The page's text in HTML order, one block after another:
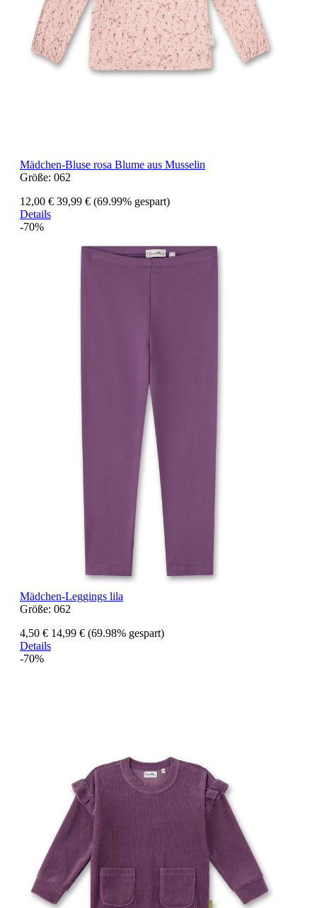
Mädchen-Bluse rosa Blume aus Musselin
Größe: 062
12,00 € 39,99 € (69.99% gespart)
Details
-70%
Mädchen-Leggings lila
Größe: 062
4,50 € 14,99 € (69.98% gespart)
Details
-70%